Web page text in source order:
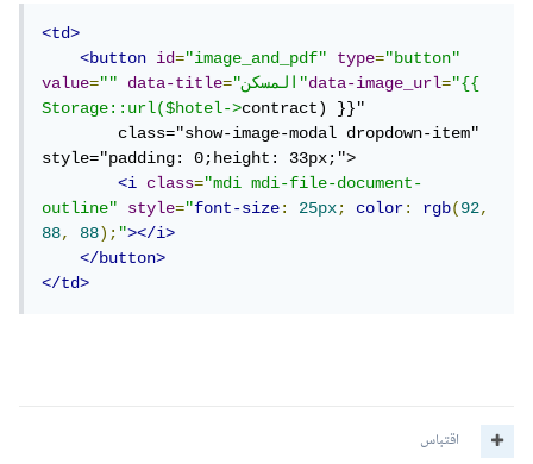
<td>
<button
id="image_and_pdf" type="button"
value="" data-title= "المسكن"data-image_url="{{
Storage::url($hotel->contract) }}"
        class="show-image-modal dropdown-item"
style="padding: 0;height: 33px;">
<i
class="mdi mdi-file-document-
outline"
style="font-size: 25px; color: rgb(92,
88, 88);"></i>
</button>
</td>
اقتباس